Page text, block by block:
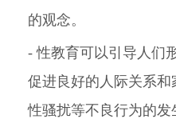
的观念。
- 性教育可以引导人们
促进良好的人际关系和
性骚扰等不良行为的发